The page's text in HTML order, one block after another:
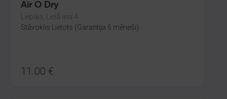
Air O Dry
Liepāja, Lielā iela 4
Stāvoklis Lietots (Garantija 6 mēneši)
11.00 €